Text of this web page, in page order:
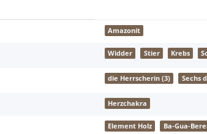
Amazonit
Widder Stier Krebs
die Herrscherin (3) Sechs
Herzchakra
Element Holz Ba-Gua-